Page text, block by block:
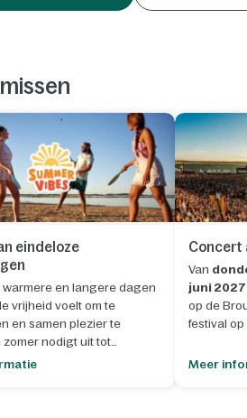
eindeloze
warmere en langere dagen
vrijheid voelt om te
en samen plezier te
zomer nodigt uit tot
spontane momenten en
Concert
Van
juni 2027
op de
festival op
Meer